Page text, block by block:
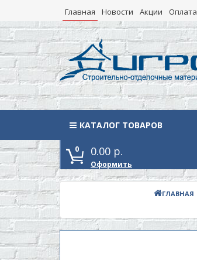
Главная Новости Акции Оплата
КАТАЛОГ ТОВАРОВ
Каталог товаров
0 0.00 р.
Оформить
ГЛАВНАЯ